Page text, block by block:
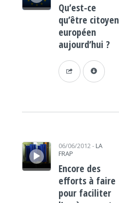
Qu’est-ce
qu’être citoyen
européen
aujourd’hui ?
Lecteur audio 06/06/2012- LA
FRAP
Encore des
efforts à faire
pour faciliter